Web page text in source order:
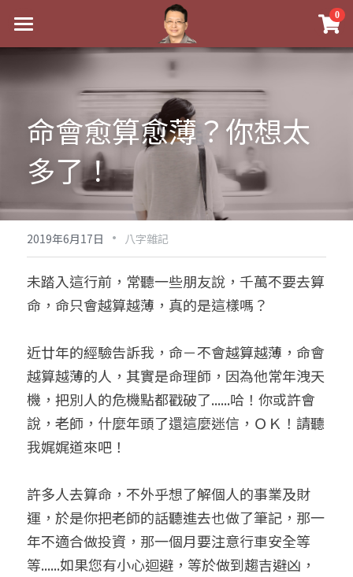
0
最新消息
實體經營
祖傳命理
手工印鑑
課程介紹
五行八字學
後天派陽宅
黃金會員專區
八字雜記
心靈成長
人氣最高
站長精選
臉書生活
好書推廌
試閱專區
Podcast聽書
團隊訓練營
八字視頻
陽宅視頻
線上直播
自我挑戰
線上學苑
八字初階班1
八字初階班2
八字進階班
八字中階班
八字高階班
五人實戰班
五行計算初階班
五行計算高階班
命理商城
八字完整班
《十神高階實戰錄》完整典藏版
科學八字推理PDF
八字批命
小兒命名
我的著作
科學八字推理1
科學八字推理2
科學八字推理3
科學八字輕鬆學
輕鬆學會科學八字推理
與我預約
批命預約
上課預約
常見問題
FB粉絲頁
登錄 / 註冊
搜索
繁體中文
繁體中文
0938617837
support@p8zicourse.com
命會愈算愈薄？你想太
多了！
2019年6月17日 · 八字雜記
未踏入這行前，常聽一些朋友說，千萬不要去算
命，命只會越算越薄，真的是這樣嗎？
近廿年的經驗告訴我，命－不會越算越薄，命會
越算越薄的人，其實是命理師，因為他常年洩天
機，把別人的危機點都戳破了......哈！你或許會
說，老師，什麼年頭了還這麼迷信，ＯＫ！請聽
我娓娓道來吧！
許多人去算命，不外乎想了解個人的事業及財
運，於是你把老師的話聽進去也做了筆記，那一
年不適合做投資，那一個月要注意行車安全等
等......如果您有小心迴避，等於做到趨吉避凶，
×
商品分類
八字線上完整班
科學八字推理PDF
《十神高階實戰錄》完整典藏版
1美元超值PDF
Podcast聽書
小兒命名